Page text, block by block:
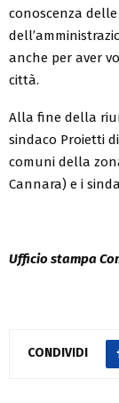
conoscenza
anche per aver
città.
Alla fine della
sindaco Proietti
comuni della
Cannara) e i
Ufficio stampa
CONDIVIDI